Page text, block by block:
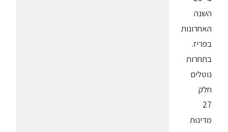
השנה
האחרונות
בפריז.
בתחרות
נוטלים
חלק
27
מדינות